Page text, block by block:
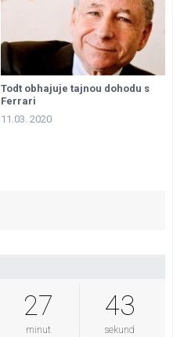
Todt obhajuje tajnou dohodu s
Ferrari
11.03. 2020
27
minut
42
sekund